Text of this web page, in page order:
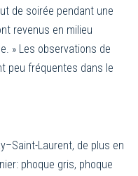
de soirée pendant une
revenus en milieu
» Les observations de
peu fréquentes dans le
Laurent, de plus en
phoque gris, phoque